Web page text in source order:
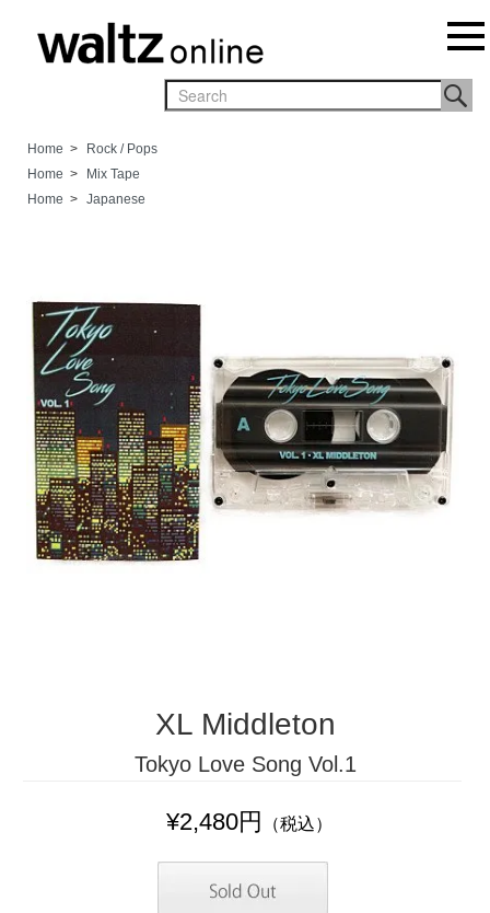
Home >
Rock / Pops
Home >
Mix Tape
Home > Japanese
XL Middleton
Tokyo Love Song Vol.1
¥2,480円 （税込）